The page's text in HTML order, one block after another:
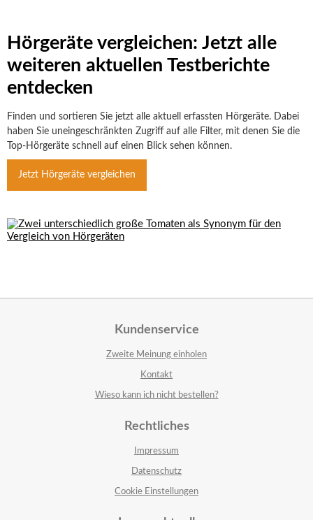
Hörgeräte vergleichen: Jetzt alle
weiteren aktuellen Testberichte
entdecken
Finden und sortieren Sie jetzt alle aktuell erfassten Hörgeräte. Dabei
haben Sie uneingeschränkten Zugriff auf alle Filter, mit denen Sie die
Top-Hörgeräte schnell auf einen Blick sehen können.
Jetzt Hörgeräte vergleichen
Kundenservice
Zweite Meinung einholen
Kontakt
Wieso kann ich nicht bestellen?
Rechtliches
Impressum
Datenschutz
Cookie Einstellungen